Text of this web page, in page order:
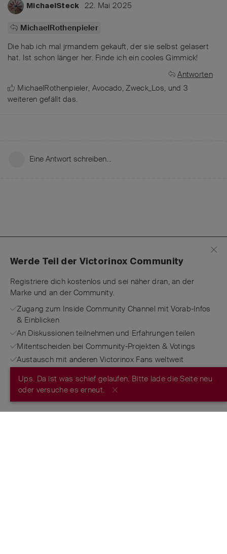
MichaelSteck 22. Mai 2025
MichaelRothenpieler
Die hab ich mal jrmandem gekauft, der sie selbst gelasert
hat. Ist schon länger her. Finde ich ein cooles Gimmick!
Antworten
MichaelRothenpieler, Avocado,Zweck_Los, und 3
weiteren gefällt das.
Eine Antwort schreiben…
Ups. Da ist was schief gelaufen. Bitte lade die Seite neu
oder versuche es erneut.
Werde Teil der Victorinox Community
Registriere dich kostenlos und sei näher dran, an der
Marke und an der Community.
Zugang zum Inside Community Channel mit Vorab-Infos
& Einblicken
An Diskussionen teilnehmen und Erfahrungen teilen
Mitentscheiden bei Community-Projekten & Votings
Austausch mit anderen Victorinox Fans weltweit
JETZT REGISTRIEREN